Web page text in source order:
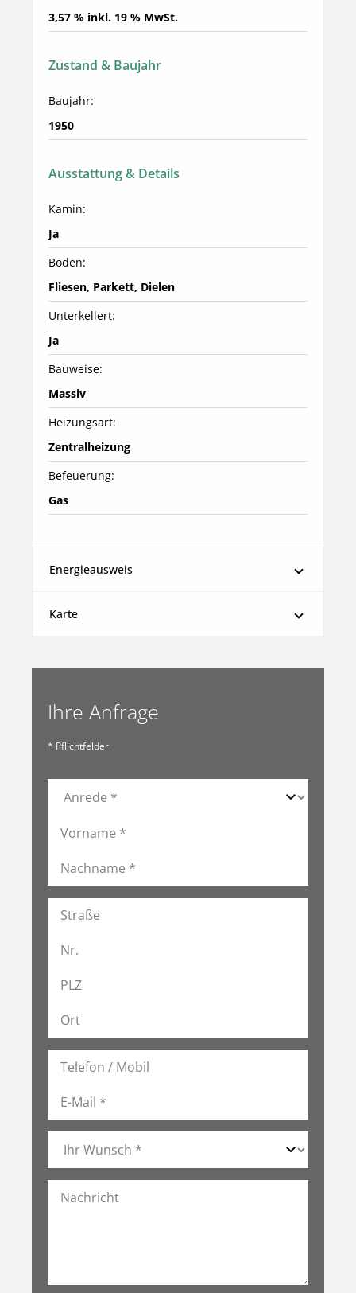
3,57 % inkl. 19 % MwSt.
Zustand & Baujahr
Baujahr:
1950
Ausstattung & Details
Kamin:
Ja
Boden:
Fliesen, Parkett, Dielen
Unterkellert:
Ja
Bauweise:
Massiv
Heizungsart:
Zentralheizung
Befeuerung:
Gas
Energieausweis
Karte
Ihre Anfrage
* Pflichtfelder